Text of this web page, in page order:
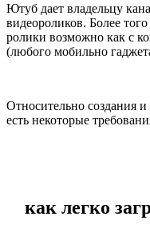
Ютуб дает владельцу
видеороликов. Более
ролики возможно как с
(любого мобильно
Относительно создания и
есть некоторые
как легко